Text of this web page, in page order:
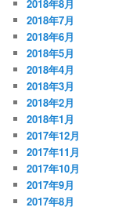
2018年8月
2018年7月
2018年6月
2018年5月
2018年4月
2018年3月
2018年2月
2018年1月
2017年12月
2017年11月
2017年10月
2017年9月
2017年8月